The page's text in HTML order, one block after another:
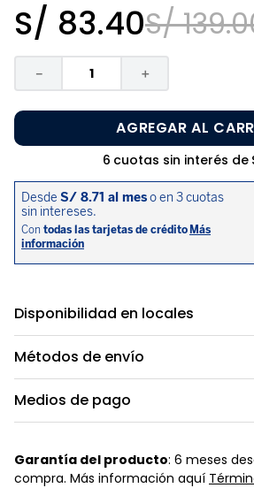
S/ 83.40S/ 139.
＋
－
AGREGAR AL
6 cuotas sin interés de
Disponibilidad en locales
Métodos de envío
Medios de pago
Garantía del producto: 6 meses
compra. Más información aquí